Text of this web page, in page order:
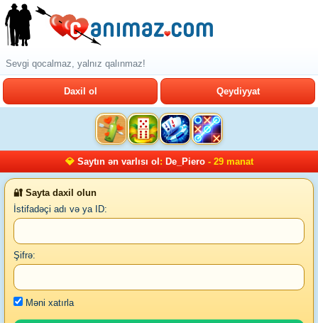
Sevgi qocalmaz, yalnız qalınmaz!
Daxil ol Qeydiyyat
💎 Saytın ən varlısı ol : De_Piero- 29 manat
🔐 Sayta daxil olun
İstifadəçi adı və ya ID:
Şifrə:
Məni xatırla